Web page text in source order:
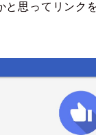
思ってリンク